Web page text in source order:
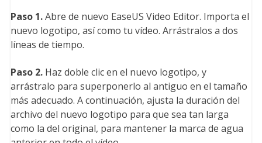
Paso 1.Abre de nuevo EaseUS Video Editor. Importa el
nuevo logotipo, así como tu vídeo. Arrástralos a dos
líneas de tiempo.
Paso 2.Haz doble clic en el nuevo logotipo, y
arrástralo para superponerlo al antiguo en el tamaño
más adecuado. A continuación, ajusta la duración del
archivo del nuevo logotipo para que sea tan larga
como la del original, para mantener la marca de agua